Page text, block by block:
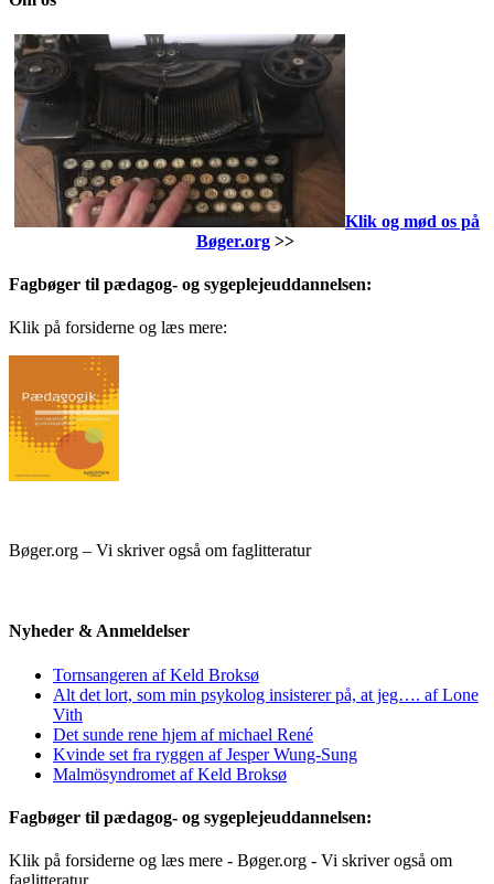
Klik og mød os på
Bøger.org>>
Fagbøger til pædagog- og sygeplejeuddannelsen:
Klik på forsiderne og læs mere:
Bøger.org – Vi skriver også om faglitteratur
Nyheder & Anmeldelser
Tornsangeren af Keld Broksø
Alt det lort, som min psykolog insisterer på, at jeg…. af Lone
Vith
Det sunde rene hjem af michael René
Kvinde set fra ryggen af Jesper Wung-Sung
Malmösyndromet af Keld Broksø
Fagbøger til pædagog- og sygeplejeuddannelsen:
Klik på forsiderne og læs mere - Bøger.org - Vi skriver også om